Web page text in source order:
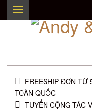
Toggle
navigation
FREESHIP ĐƠN TỪ
TOÀN QUỐC
TUYỂN CỘNG TÁC